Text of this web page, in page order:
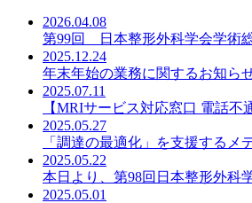
2026.04.08
第99回 日本整形外科学会学術総
2025.12.24
年末年始の業務に関するお知ら
2025.07.11
【MRIサービス対応窓口 電話
2025.05.27
「調達の最適化」を支援する
2025.05.22
本日より、第98回日本整形外科
2025.05.01